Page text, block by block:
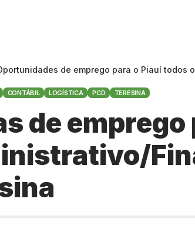
de emprego para o Piauí todos
CONTÁBIL LOGÍSTICA PCD TERESINA
de